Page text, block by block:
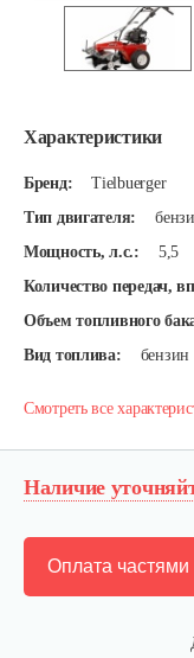
Характеристики
Бренд:
Tielbuerger
Тип двигателя:
Мощность, л.с.:
5,5
Количество передач,
Объем топливного
Вид топлива:
бензин
Смотреть все
Наличие
Оплата частями